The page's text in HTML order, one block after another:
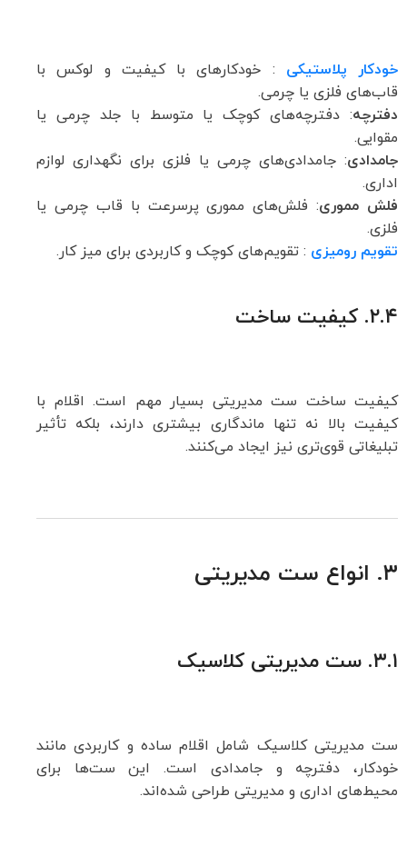
خودکار پلاستیکی
: خودکارهای با کیفیت و لوکس با
قاب‌های فلزی یا چرمی.
دفترچه: دفترچه‌های کوچک یا متوسط با جلد چرمی یا
مقوایی.
جامدادی: جامدادی‌های چرمی یا فلزی برای نگهداری لوازم
اداری.
فلش مموری: فلش‌های مموری پرسرعت با قاب چرمی یا
فلزی.
تقویم رومیزی : تقویم‌های کوچک و کاربردی برای میز کار.
۲.۴. کیفیت ساخت
کیفیت ساخت ست مدیریتی بسیار مهم است. اقلام با
کیفیت بالا نه تنها ماندگاری بیشتری دارند، بلکه تأثیر
تبلیغاتی قوی‌تری نیز ایجاد می‌کنند.
۳. انواع ست مدیریتی
۳.۱. ست مدیریتی کلاسیک
ست مدیریتی کلاسیک شامل اقلام ساده و کاربردی مانند
خودکار، دفترچه و جامدادی است. این ست‌ها برای
محیط‌های اداری و مدیریتی طراحی شده‌اند.